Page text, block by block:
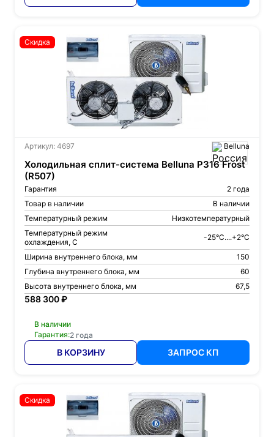
Артикул: 4697 Belluna
Холодильная сплит-система Belluna P316 Frost
(R507)
Гарантия
2 года
Товар в наличии
В наличии
Температурный режим
Низкотемпературный
Температурный режим
охлаждения, С
-25°C....+2°C
Ширина внутреннего блока, мм
150
Глубина внутреннего блока, мм
60
Высота внутреннего блока, мм
67,5
Скидка
588 300 ₽
В наличии
Гарантия:2 года
В КОРЗИНУ ЗАПРОС КП
Скидка